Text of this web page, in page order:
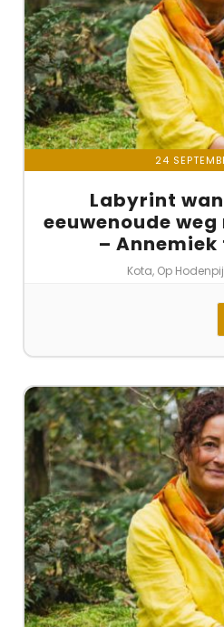
24
Labyrint
eeuwenoude
– Annemiek
Kota, Op